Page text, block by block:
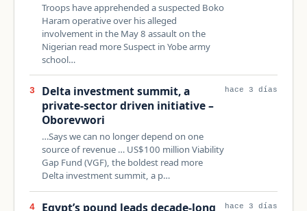
Troops have apprehended a suspected Boko
Haram operative over his alleged
involvement in the May 8 assault on the
Nigerian read more Suspect in Yobe army
school…
3
Delta investment summit, a
private-sector driven initiative –
Oborevwori
…Says we can no longer depend on one
source of revenue … US$100 million Viability
Gap Fund (VGF), the boldest read more
Delta investment summit, a p…
hace 3 días
4
Egypt’s pound leads decade-long
hace 3 días